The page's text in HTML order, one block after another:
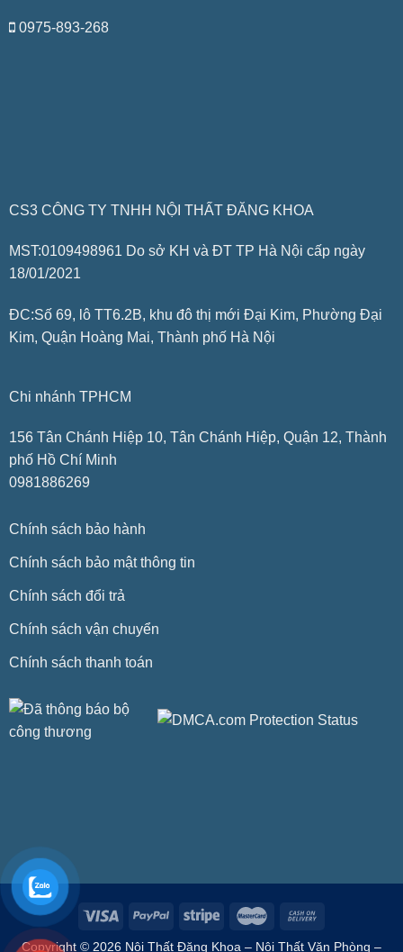
0975-893-268
CS3 CÔNG TY TNHH NỘI THẤT ĐĂNG KHOA
MST:0109498961 Do sở KH và ĐT TP Hà Nội cấp ngày
18/01/2021
ĐC:Số 69, lô TT6.2B, khu đô thị mới Đại Kim, Phường Đại
Kim, Quận Hoàng Mai, Thành phố Hà Nội
Chi nhánh TPHCM
156 Tân Chánh Hiệp 10, Tân Chánh Hiệp, Quận 12, Thành
phố Hồ Chí Minh
0981886269
Chính sách bảo hành
Chính sách bảo mật thông tin
Chính sách đổi trả
Chính sách vận chuyển
Chính sách thanh toán
Copyright © 2026 Nội Thất Đăng Khoa – Nội Thất Văn Phòng –